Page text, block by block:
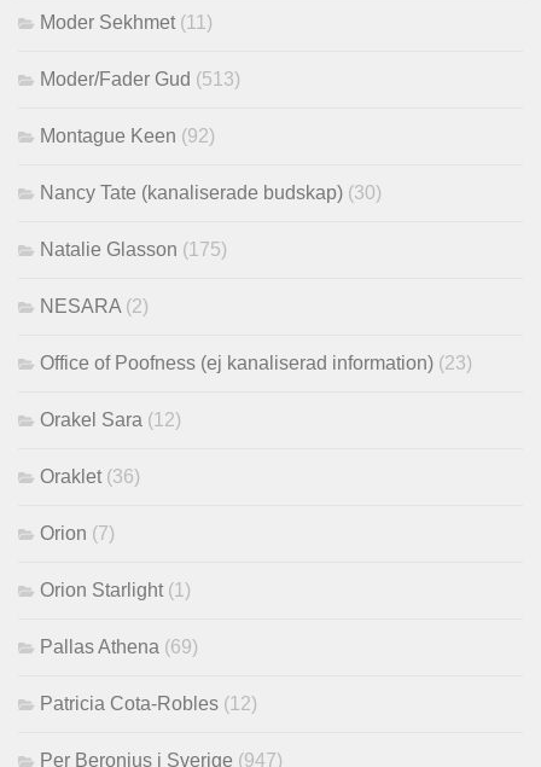
Moder Sekhmet (11)
Moder/Fader Gud (513)
Montague Keen (92)
Nancy Tate (kanaliserade budskap) (30)
Natalie Glasson (175)
NESARA (2)
Office of Poofness (ej kanaliserad information) (23)
Orakel Sara (12)
Oraklet (36)
Orion (7)
Orion Starlight (1)
Pallas Athena (69)
Patricia Cota-Robles (12)
Per Beronius i Sverige (947)